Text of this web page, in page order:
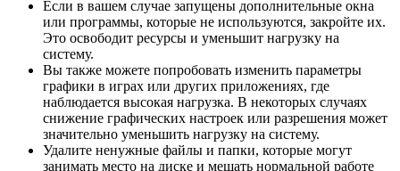
Если в вашем случае запущены дополнительные окна
или программы, которые не используются, закройте их.
Это освободит ресурсы и уменьшит нагрузку на
систему.
Вы также можете попробовать изменить параметры
графики в играх или других приложениях, где
наблюдается высокая нагрузка. В некоторых случаях
снижение графических настроек или разрешения может
значительно уменьшить нагрузку на систему.
Удалите ненужные файлы и папки, которые могут
занимать место на диске и мешать нормальной работе